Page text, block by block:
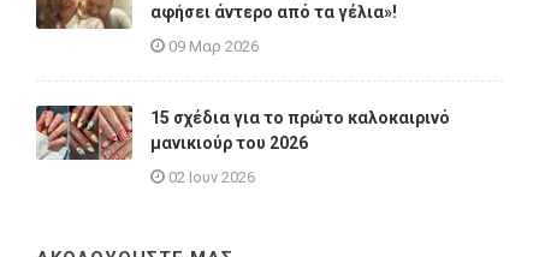
αφήσει άντερο από τα γέλια»!
09 Μαρ 2026
15 σχέδια για το πρώτο καλοκαιρινό
μανικιούρ του 2026
02 Ιουν 2026